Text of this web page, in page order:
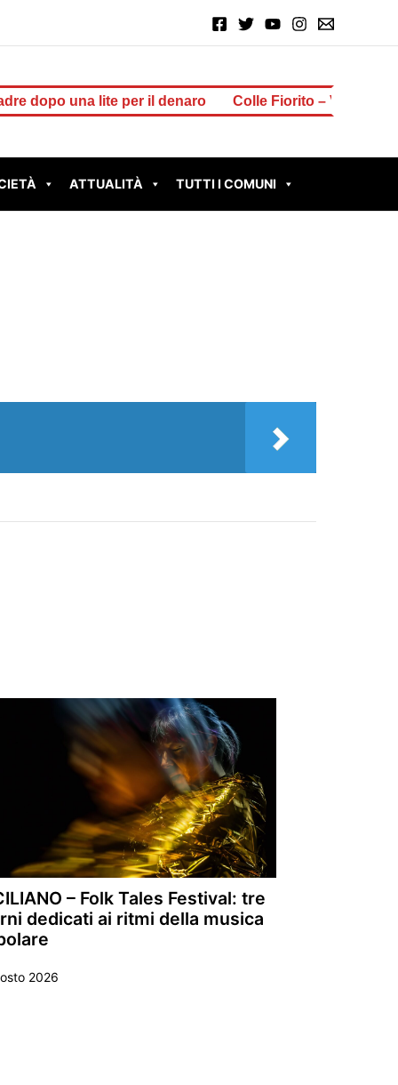
lite per il denaro Colle Fiorito – Vinti 2 milioni di euro
ATTUALITÀ TUTTI I COMUNI
– Folk Tales Festival: tre
dedicati ai ritmi della musica
2026